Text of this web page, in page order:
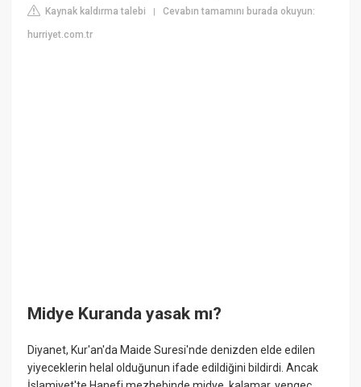
Kaynak kaldırma talebi |Cevabın tamamını burada okuyun:
hurriyet.com.tr
Midye Kuranda yasak mı?
Diyanet, Kur'an'da Maide Suresi'nde denizden elde edilen
yiyeceklerin helal olduğunun ifade edildiğini bildirdi. Ancak